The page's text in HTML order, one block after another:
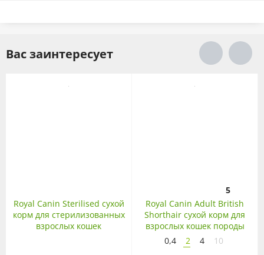
Вас заинтересует
Royal Canin Sterilised сухой
корм для стерилизованных
взрослых кошек
5
Royal Canin Adult British
Shorthair сухой корм для
взрослых кошек породы
Британская
короткошерстная
0,4 2 4 10